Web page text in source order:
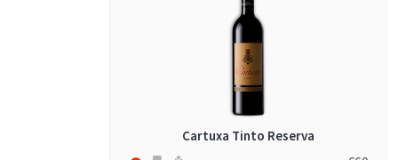
Cartuxa Tinto Reserva